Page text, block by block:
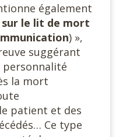
également
le lit de mort
) »,
suggérant
personnalité
la mort
patient et des
Ce type